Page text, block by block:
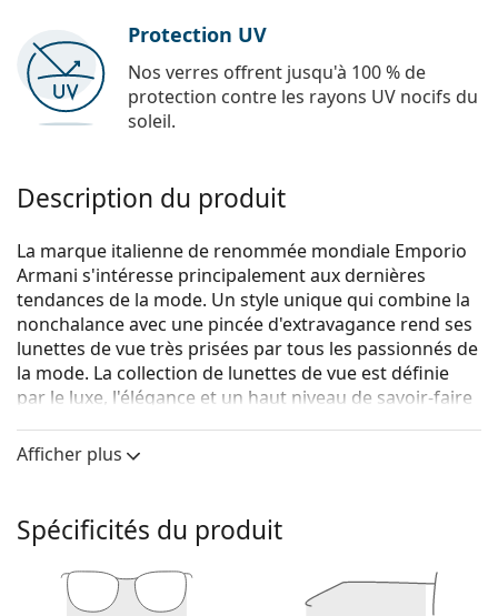
Protection UV
Nos verres offrent jusqu'à 100 % de
protection contre les rayons UV nocifs du
soleil.
Description du produit
La marque italienne de renommée mondiale Emporio
Armani s'intéresse principalement aux dernières
tendances de la mode. Un style unique qui combine la
nonchalance avec une pincée d'extravagance rend ses
lunettes de vue très prisées par tous les passionnés de
la mode. La collection de lunettes de vue est définie
par le luxe, l'élégance et un haut niveau de savoir-faire
Emporio Armani 0EA3026 5017 52
Voyez de quoi vous avez l'air avec ces lunettes grâce à
la fonction d'essai virtuel de Lentiamo.
Monture de lunettes de vue
Afficher plus
Spécificités du produit